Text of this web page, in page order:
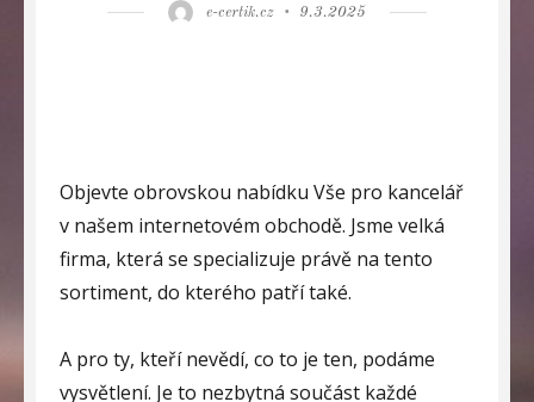
Author
e-certik.cz
Posted
9.3.2025
Objevte obrovskou nabídku Vše pro kancelář
v našem internetovém obchodě. Jsme velká
firma, která se specializuje právě na tento
sortiment, do kterého patří také.
A pro ty, kteří nevědí, co to je ten, podáme
vysvětlení. Je to nezbytná součást každé